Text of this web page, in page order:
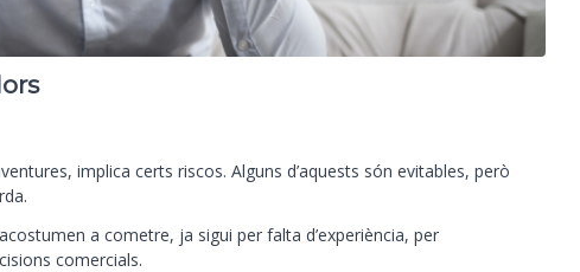
implica certs riscos. Alguns d’aquests són evitables, però
a cometre, ja sigui per falta d’experiència, per
comercials.